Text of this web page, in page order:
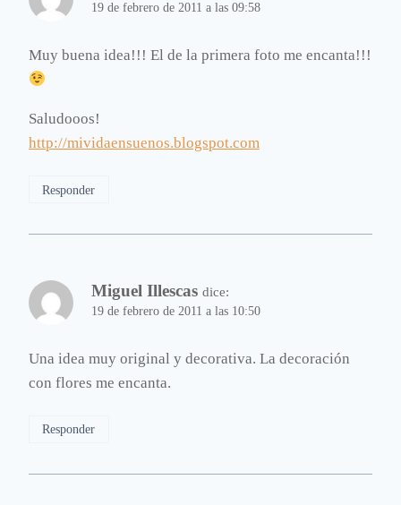
19 de febrero de 2011 a las 09:58
Muy buena idea!!! El de la primera foto me encanta!!!
Saludooos!
http://mividaensuenos.blogspot.com
Responder
Miguel Illescas dice:
19 de febrero de 2011 a las 10:50
Una idea muy original y decorativa. La decoración
con flores me encanta.
Responder